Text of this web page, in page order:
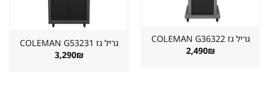
גריל גז ⁦COLEMAN G36322⁩
2,490₪
גריל גז ⁦COLEMAN G53231⁩
3,290₪